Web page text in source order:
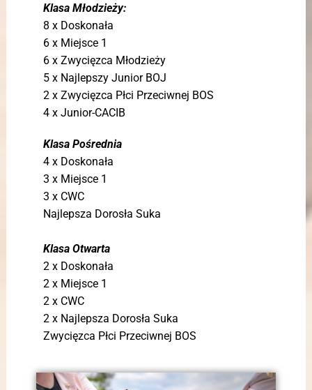
Klasa Młodzieży:
8 x Doskonała
6 x Miejsce 1
6 x Zwycięzca Młodzieży
5 x Najlepszy Junior BOJ
2 x Zwycięzca Płci Przeciwnej BOS
4 x Junior-CACIB
Klasa Pośrednia
4 x Doskonała
3 x Miejsce 1
3 x CWC
Najlepsza Dorosła Suka
Klasa Otwarta
2 x Doskonała
2 x Miejsce 1
2 x CWC
2 x Najlepsza Dorosła Suka
Zwycięzca Płci Przeciwnej BOS